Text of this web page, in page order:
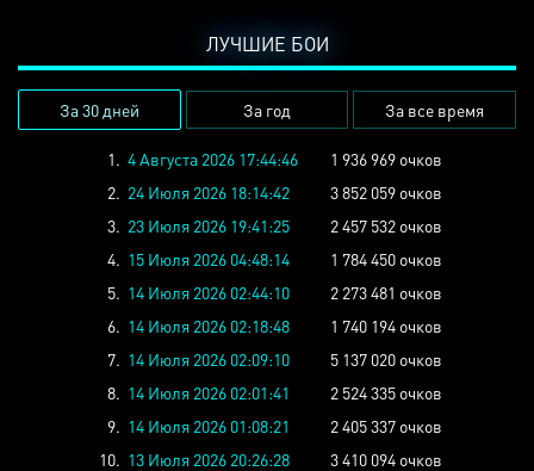
ЛУЧШИЕ БОИ
За 30 дней За год За все время
1. 4 Августа 2026 17:44:46
1 936 969 очков
2. 24 Июля 2026 18:14:42
3 852 059 очков
3. 23 Июля 2026 19:41:25
2 457 532 очков
4. 15 Июля 2026 04:48:14
1 784 450 очков
5. 14 Июля 2026 02:44:10
2 273 481 очков
6. 14 Июля 2026 02:18:48
1 740 194 очков
7. 14 Июля 2026 02:09:10
5 137 020 очков
8. 14 Июля 2026 02:01:41
2 524 335 очков
9. 14 Июля 2026 01:08:21
2 405 337 очков
10. 13 Июля 2026 20:26:28 3 410 094 очков